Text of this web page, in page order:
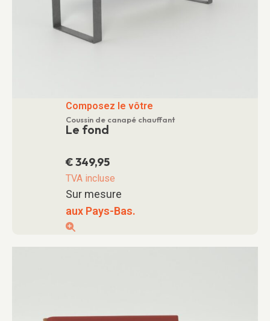
Composez le vôtre
Coussin de canapé chauffant
Le fond
€349,95
TVA incluse
Sur mesure
aux Pays-Bas.